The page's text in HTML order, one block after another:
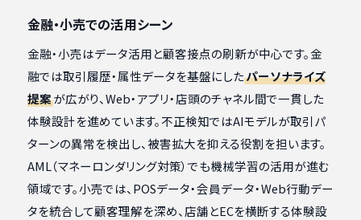
金融・小売での活用シーン
金融・小売はデータ活用と顧客接点の刷新が中心です。金
融では取引履歴・属性データを基盤にしたパーソナライズ
提案が広がり、Web・アプリ・店頭のチャネル間で一貫した
体験設計を進めています。不正検知ではAIモデルが取引パ
ターンの異常を検出し、被害拡大を抑える役割を担います。
AML（マネーロンダリング対策）でも機械学習の活用が進む
領域です。小売では、POSデータ・会員データ・Web行動デー
タを統合して顧客理解を深め、店舗とECを横断する体験設